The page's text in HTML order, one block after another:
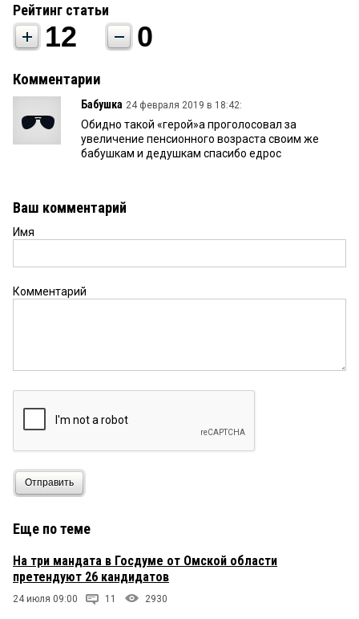
Рейтинг статьи
12 0
Комментарии
Бабушка 24 февраля 2019 в 18:42:
Обидно такой «герой»а проголосовал за
увеличение пенсионного возраста своим же
бабушкам и дедушкам спасибо едрос
Ваш комментарий
Имя
Комментарий
Отправить
Еще по теме
На три мандата в Госдуме от Омской области
претендуют 26 кандидатов
24 июля 09:00 11 2930